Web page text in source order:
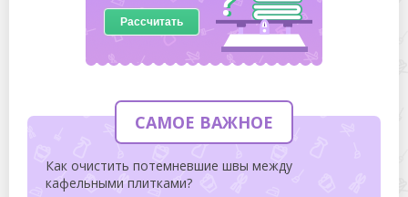
Рассчитать
САМОЕ ВАЖНОЕ
Как очистить потемневшие швы между
кафельными плитками?